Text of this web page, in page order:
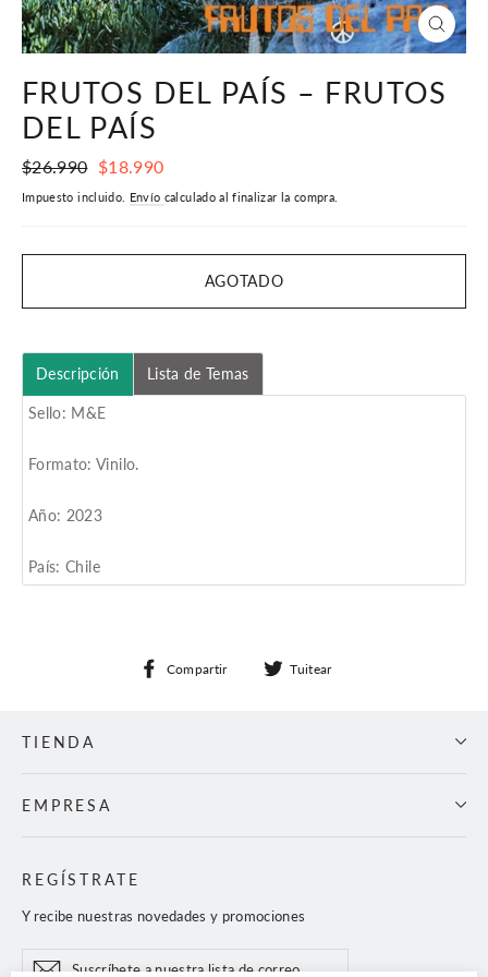
(ESC)
FRUTOS DEL PAÍS – FRUTOS
DEL PAÍS
Precio
$26.990
Precio
oferta
$18.990
Impuesto incluido. Envío calculado al finalizar la compra.
AGOTADO
Descripción Lista de Temas
Sello: M&E
Formato: Vinilo.
Año: 2023
País: Chile
Compartir
CompartirTuitear
TIENDA
EMPRESA
REGÍSTRATE
Y recibe nuestras novedades y promociones
Suscríbete
Suscribir